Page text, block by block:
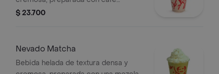
espresso, crema de whisky, arequipe,
contiene licor.
$ 23.700
Nevado Matcha
Bebida helada de textura densa y